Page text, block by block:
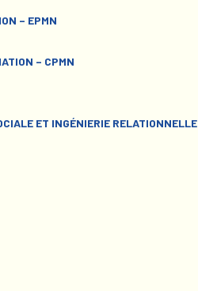
– EPMN
– CPMN
ET INGÉNIERIE RELATIONNELLE